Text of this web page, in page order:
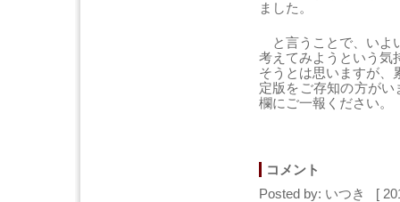
ました。
と言うことで、いよ
考えてみようという気
そうとは思いますが、
定版をご存知の方が
欄にご一報ください。
コメント
Posted by: いつき [